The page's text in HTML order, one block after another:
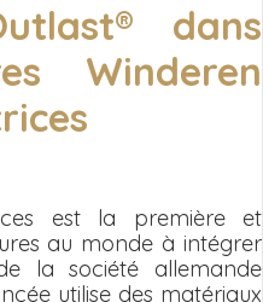
dans
Winderen
est la première et
au monde à intégrer
la société allemande
utilise des matériaux